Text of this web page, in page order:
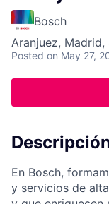
Bosch
Aranjuez, Madrid,
Posted on May 27,
En Bosch,
y servicios de